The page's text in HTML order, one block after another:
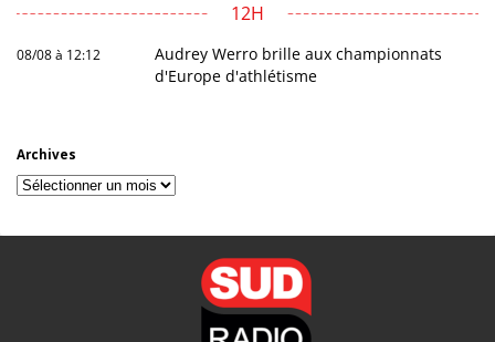
12H
08/08 à 12:12
Audrey Werro brille aux championnats
d'Europe d'athlétisme
Archives
Archives